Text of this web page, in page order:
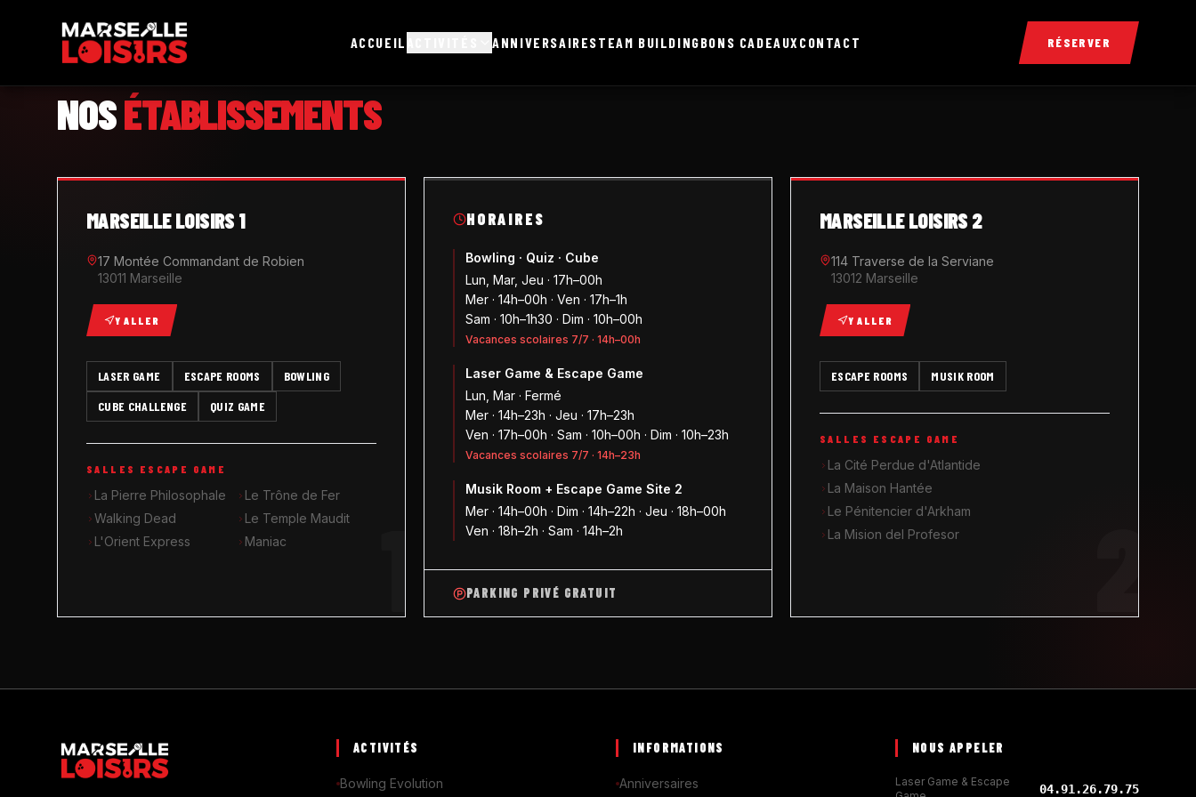
ACCUEIL ANNIVERSAIRESTEAM BUILDINGBONS CADEAUX CONTACT RÉSERVER
NOSÉTABLISSEMENTS
MARSEILLE LOISIRS 1
17 Montée Commandant de Robien
13011 Marseille
Y ALLER
LASER GAME ESCAPE ROOMS
BOWLING
CUBE CHALLENGE
QUIZ GAME
SALLES ESCAPE GAME
La Pierre Philosophale
Le Trône de Fer
Walking Dead
Le Temple Maudit
L'Orient Express
Maniac
HORAIRES
Bowling · Quiz · Cube
Lun, Mar, Jeu · 17h–00h
Mer · 14h–00h · Ven · 17h–1h
Sam · 10h–1h30 · Dim · 10h–00h
Vacances scolaires 7/7 · 14h–00h
Laser Game & Escape Game
Lun, Mar · Fermé
Mer · 14h–23h · Jeu · 17h–23h
Ven · 17h–00h · Sam · 10h–00h · Dim · 10h–23h
Vacances scolaires 7/7 · 14h–23h
Musik Room + Escape Game Site 2
Mer · 14h–00h · Dim · 14h–22h · Jeu · 18h–00h
Ven · 18h–2h · Sam · 14h–2h
PARKING PRIVÉ GRATUIT
MARSEILLE LOISIRS 2
114 Traverse de la Serviane
13012 Marseille
Y ALLER
ESCAPE ROOMS MUSIK ROOM
SALLES ESCAPE GAME
La Cité Perdue d'Atlantide
La Maison Hantée
Le Pénitencier d'Arkham
La Mision del Profesor
ACTIVITÉS
Bowling Evolution
INFORMATIONS
Anniversaires
NOUS APPELER
Laser Game & Escape
04.91.26.79.75